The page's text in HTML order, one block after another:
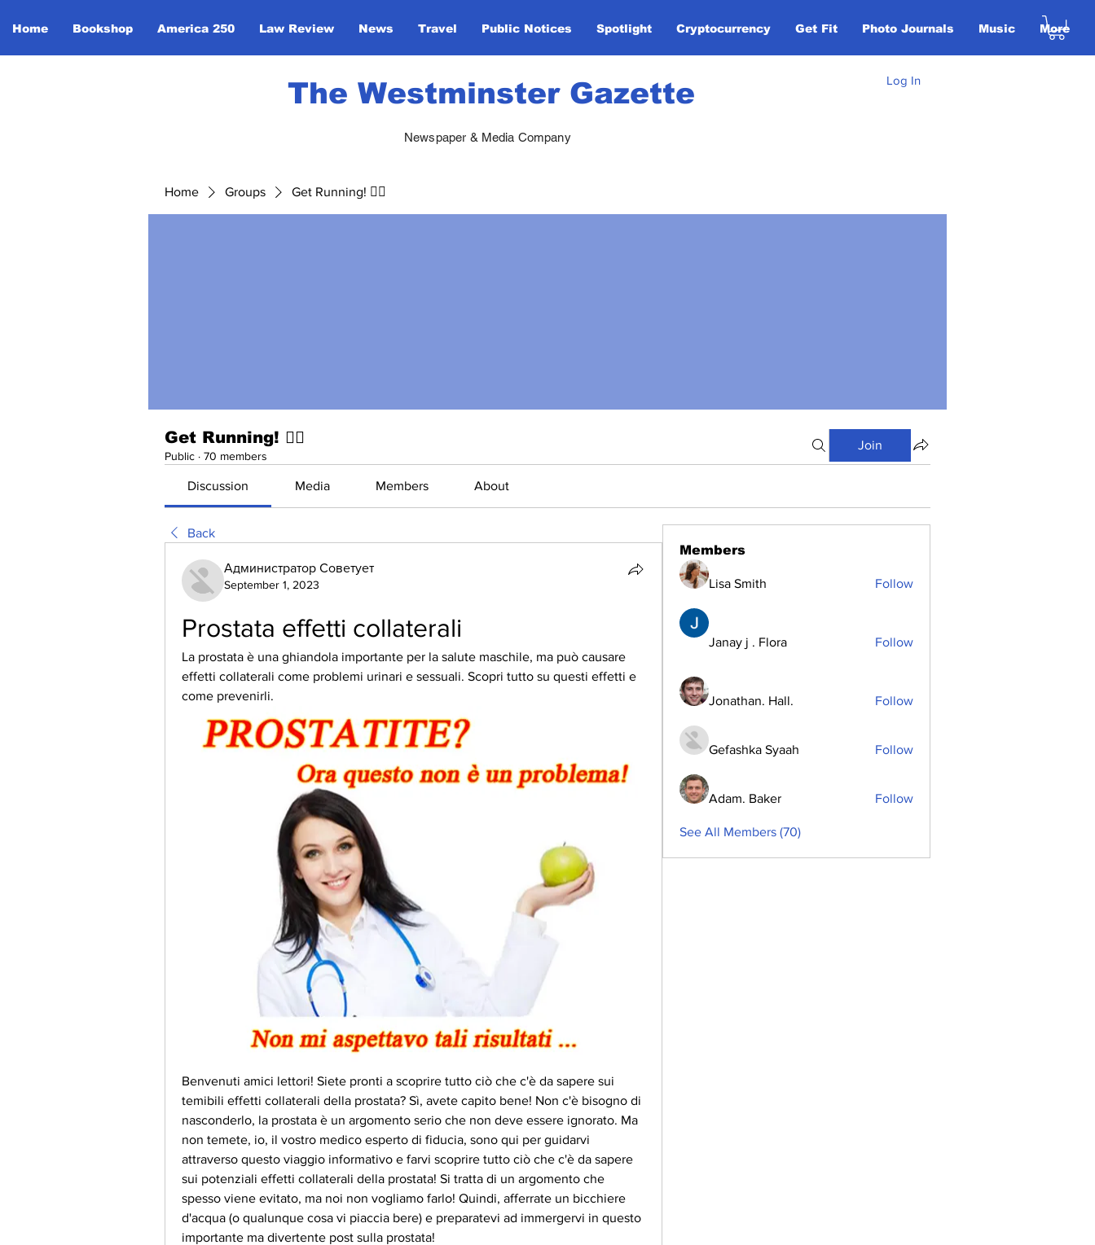
Home Bookshop America 250 Law Review News Travel Public Notices Spotlight Cryptocurrency Get Fit Photo Journals Music More
The Westminster Gazette Log In
Newspaper & Media Company
Home Groups Get Running! 🏃‍♀️
Get Running! 🏃‍♀️
Public · 70 members
Join
Discussion Media Members About
Back
Администратор Советует
September 1, 2023
Prostata effetti collaterali
La prostata è una ghiandola importante per la salute maschile, ma può causare
effetti collaterali come problemi urinari e sessuali. Scopri tutto su questi effetti e
come prevenirli.
Benvenuti amici lettori! Siete pronti a scoprire tutto ciò che c'è da sapere sui
temibili effetti collaterali della prostata? Sì, avete capito bene! Non c'è bisogno di
nasconderlo, la prostata è un argomento serio che non deve essere ignorato. Ma
non temete, io, il vostro medico esperto di fiducia, sono qui per guidarvi
attraverso questo viaggio informativo e farvi scoprire tutto ciò che c'è da sapere
sui potenziali effetti collaterali della prostata! Si tratta di un argomento che
spesso viene evitato, ma noi non vogliamo farlo! Quindi, afferrate un bicchiere
d'acqua (o qualunque cosa vi piaccia bere) e preparatevi ad immergervi in questo
importante ma divertente post sulla prostata!
Members
Lisa Smith Follow
Janay j . Flora Follow
Jonathan. Hall. Follow
Gefashka Syaah Follow
Adam. Baker Follow
See All Members (70)